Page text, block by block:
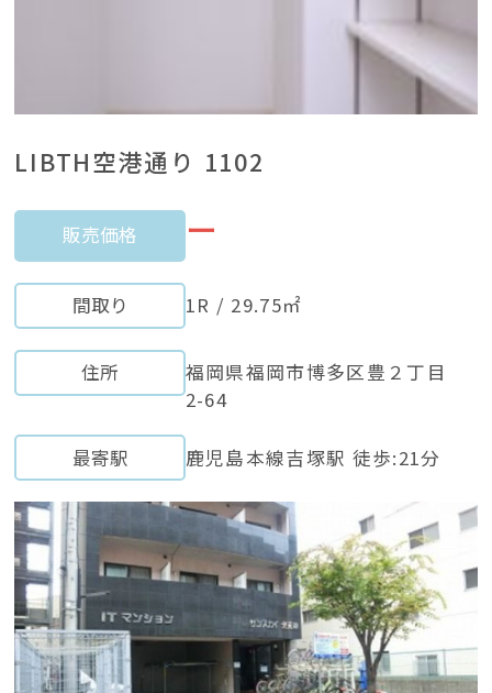
LIBTH空港通り 1102
販売価格 ー
間取り 1R / 29.75㎡
住所
福岡県福岡市博多区豊２丁目
2-64
最寄駅 鹿児島本線吉塚駅 徒歩:21分